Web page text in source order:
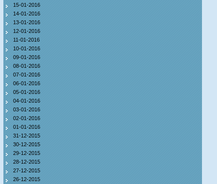
15-01-2016
14-01-2016
13-01-2016
12-01-2016
11-01-2016
10-01-2016
09-01-2016
08-01-2016
07-01-2016
06-01-2016
05-01-2016
04-01-2016
03-01-2016
02-01-2016
01-01-2016
31-12-2015
30-12-2015
29-12-2015
28-12-2015
27-12-2015
26-12-2015